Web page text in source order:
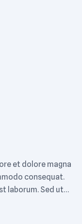
et dolore magna
consequat.
laborum. Sed ut